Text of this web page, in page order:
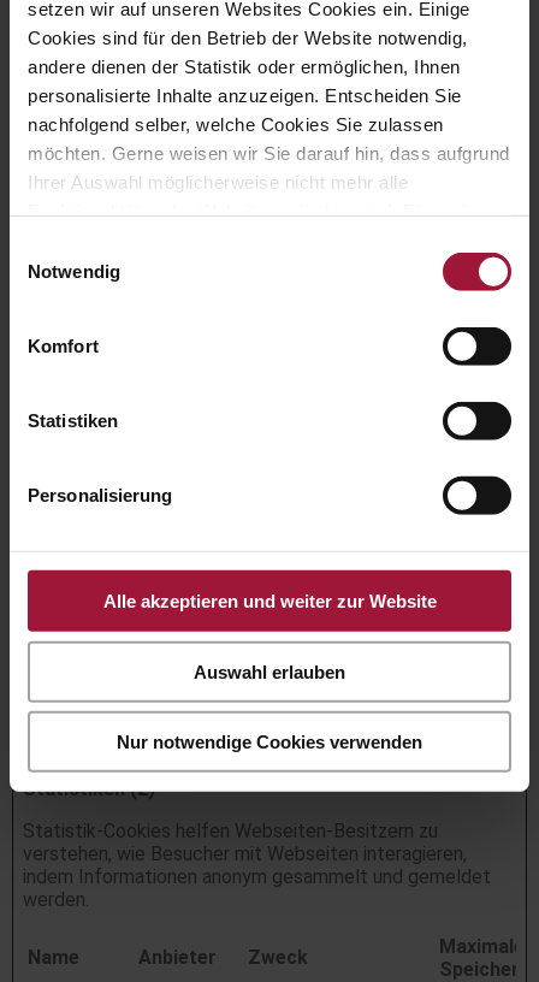
setzen wir auf unseren Websites Cookies ein. Einige
Cookies sind für den Betrieb der Website notwendig,
andere dienen der Statistik oder ermöglichen, Ihnen
personalisierte Inhalte anzuzeigen. Entscheiden Sie
nachfolgend selber, welche Cookies Sie zulassen
möchten. Gerne weisen wir Sie darauf hin, dass aufgrund
Ihrer Auswahl möglicherweise nicht mehr alle
Datenschutzerklärung und Cookie Policy.
Notwendig
Komfort
Statistiken
Personalisierung
Alle akzeptieren und weiter zur Website
Auswahl erlauben
Nur notwendige Cookies verwenden
Cookies nicht richtig funktionieren.
Name Anbieter Zweck
Maximale
CookieCons
ent
Cookiebot
Speichert den
Zustimmungsstatus
des Benutzers für
Cookies auf der
aktuellen Domäne.
1 Jahr
ent_remov
rts
Zustand von
Schriftart,
lern, Farbthemen und
anderen Website-
Sitzung
Statistiken (2)
Statistik-Cookies helfen Webseiten-Besitzern zu
verstehen, wie Besucher mit Webseiten interagieren,
indem Informationen anonym gesammelt und gemeldet
werden.
Name Anbieter Zweck
Maximale